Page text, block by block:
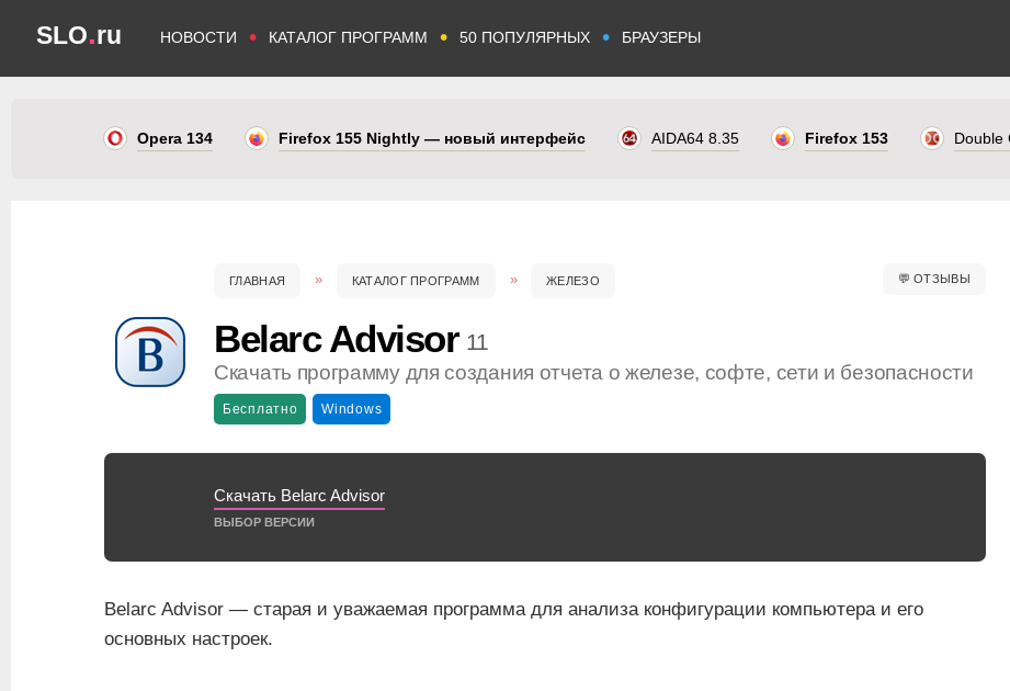
SLO.ru НОВОСТИ • КАТАЛОГ ПРОГРАММ • 50 ПОПУЛЯРНЫХ • БРАУЗЕРЫ
Opera 134 Firefox 155 Nightly — новый интерфейс AIDA64 8.35 Firefox 153 Double
💬ОТЗЫВЫ
ГЛАВНАЯ КАТАЛОГ ПРОГРАММ ЖЕЛЕЗО
Belarc Advisor 11
Скачать программу для создания отчета о железе, софте, сети и безопасности
Бесплатно Windows
Скачать Belarc Advisor
ВЫБОР ВЕРСИИ
Belarc Advisor — старая и уважаемая программа для анализа конфигурации компьютера и его
основных настроек.